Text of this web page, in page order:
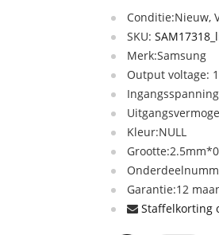
Conditie:Nieuw,
SKU:
Merk:Samsung
Output voltage:
Kleur:NULL
Garantie:12
Staffelkorting